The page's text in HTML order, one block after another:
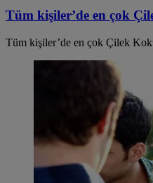
Tüm kişiler’de en çok
Tüm kişiler’de en çok Çilek